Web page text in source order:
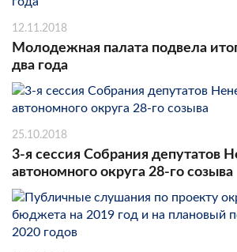
12.11.2018
Молодежная палата подвела
два года
25.10.2018
3-я сессия Собрания депутатов
автономного округа 28-го созыва